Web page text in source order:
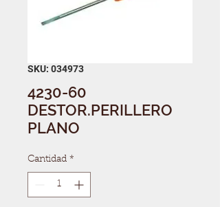
SKU: 034973
4230-60
DESTOR.PERILLERO
PLANO
Cantidad *